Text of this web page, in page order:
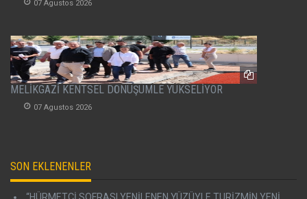
07 Agustos 2026
MELİKGAZİ KENTSEL DÖNÜŞÜMLE YÜKSELİYOR
07 Agustos 2026
SON EKLENENLER